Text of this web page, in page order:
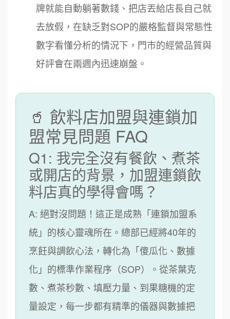
牌就能自動躺著數錢、把店丟給店長自己就
去放假，在缺乏對SOP的嚴格監督與常態性
數字看懂分析的情況下，門市的經營品質與
好評會在兩週內迅速崩盤。
🥤 飲料店加盟與連鎖加
盟常見問題 FAQ
Q1: 我完全沒有餐飲、煮茶
或開店的背景，加盟連鎖飲
料店真的學得會嗎？
A: 絕對沒問題！這正是成熟「連鎖加盟系
統」的核心靈魂所在。總部已經將40年的
烹飪與調飲心法，轉化為「傻瓜化、數據
化」的標準作業程序（SOP）。從茶葉克
數、煮茶秒數、填壓力量、到果糖機的定
量設定，每一步都有精準的儀器與數據把